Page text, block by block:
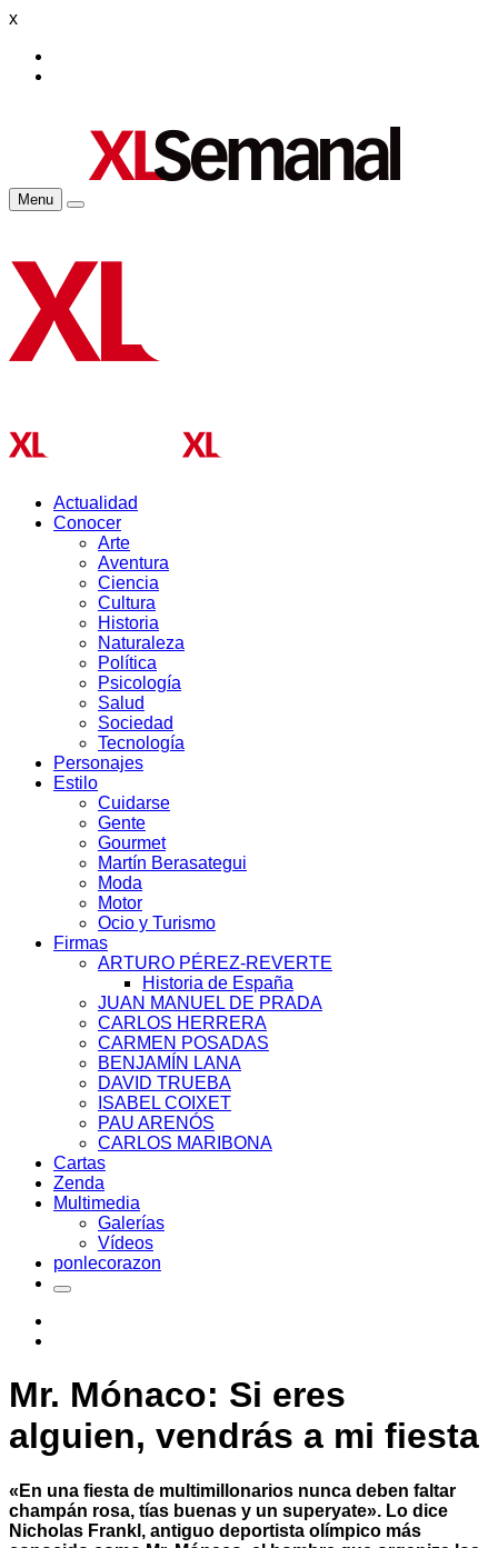
x
Menu
Actualidad
Conocer
Arte
Aventura
Ciencia
Cultura
Historia
Naturaleza
Política
Psicología
Salud
Sociedad
Tecnología
Personajes
Estilo
Cuidarse
Gente
Gourmet
Martín Berasategui
Moda
Motor
Ocio y Turismo
Firmas
ARTURO PÉREZ-REVERTE
Historia de España
JUAN MANUEL DE PRADA
CARLOS HERRERA
CARMEN POSADAS
BENJAMÍN LANA
DAVID TRUEBA
ISABEL COIXET
PAU ARENÓS
CARLOS MARIBONA
Cartas
Zenda
Multimedia
Galerías
Vídeos
ponlecorazon
Mr. Mónaco: Si eres
alguien, vendrás a mi fiesta
«En una fiesta de multimillonarios nunca deben faltar
champán rosa, tías buenas y un superyate». Lo dice
Nicholas Frankl, antiguo deportista olímpico más